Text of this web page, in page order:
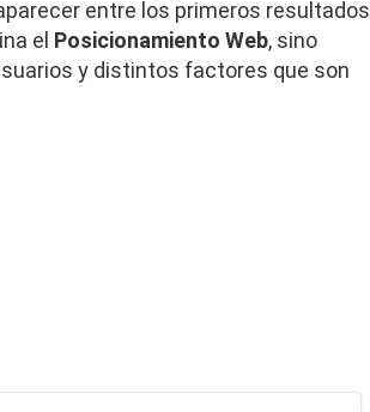
entre los primeros resultados
el Posicionamiento Web, sino
y distintos factores que son